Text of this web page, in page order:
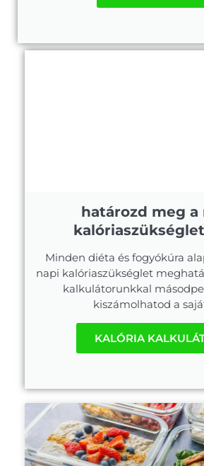
határozd meg a
Minden diéta és fogyókúra
napi kalóriaszükséglet
kalkulátorunkkal
kiszámolhatod a
KALÓRIA